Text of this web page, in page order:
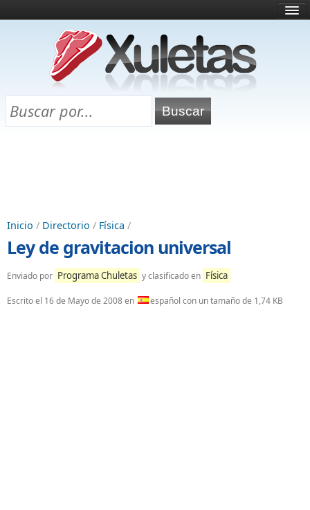
¿Qué es esto?
Directorio
Chuletas para exámenes
Inicio / Directorio / Física /
Ley de gravitacion universal
Enviado por Programa Chuletas y clasificado en Física
Escrito el 16 de Mayo de 2008en español con un tamaño de 1,74 KB